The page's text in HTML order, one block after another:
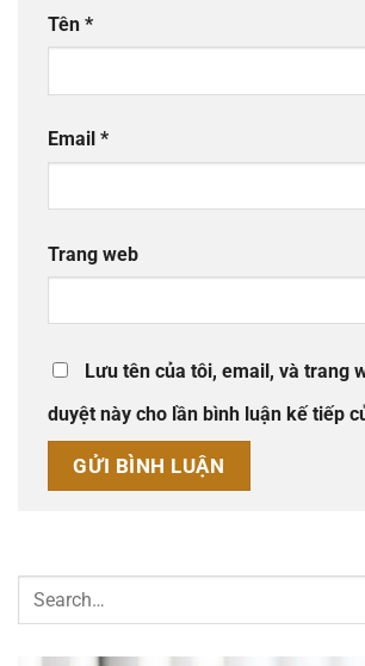
Tên *
Email *
Trang web
Lưu tên của tôi, email, và trang
duyệt này cho lần bình luận kế tiếp